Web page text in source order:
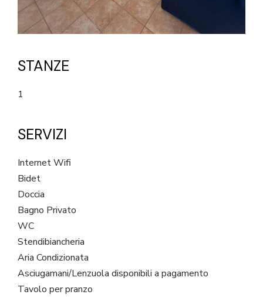
STANZE
1
SERVIZI
Internet Wifi
Bidet
Doccia
Bagno Privato
WC
Stendibiancheria
Aria Condizionata
Asciugamani/Lenzuola disponibili a pagamento
Tavolo per pranzo